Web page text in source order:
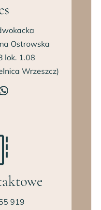
Ostrowska
lok. 1.08
Wrzeszcz)
919